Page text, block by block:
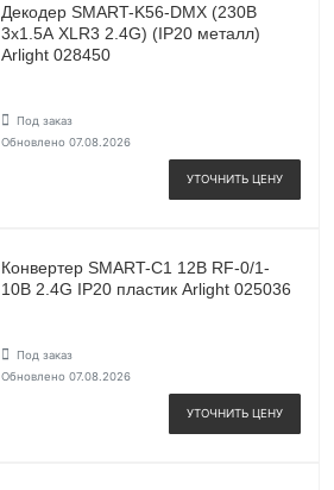
Декодер SMART-K56-DMX (230В
3х1.5А XLR3 2.4G) (IP20 металл)
Arlight 028450
Под заказ
Обновлено 07.08.2026
УТОЧНИТЬ ЦЕНУ
Конвертер SMART-C1 12В RF-0/1-
10В 2.4G IP20 пластик Arlight 025036
Под заказ
Обновлено 07.08.2026
УТОЧНИТЬ ЦЕНУ